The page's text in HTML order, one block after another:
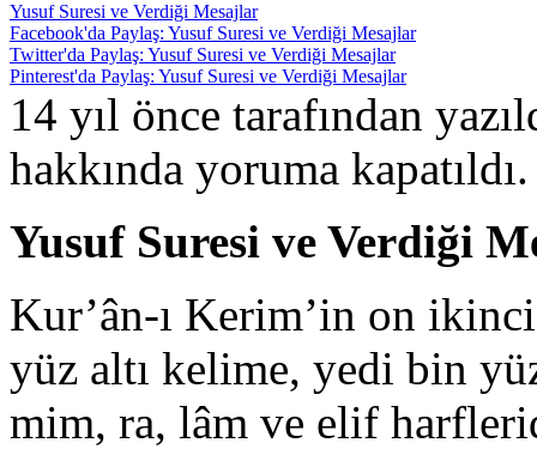
Yusuf Suresi ve Verdiği Mesajlar
Facebook'da Paylaş: Yusuf Suresi ve Verdiği Mesajlar
Twitter'da Paylaş: Yusuf Suresi ve Verdiği Mesajlar
Pinterest'da Paylaş: Yusuf Suresi ve Verdiği Mesajlar
14 yıl önce tarafından
hakkında yoruma kapatıldı.
Yusuf Suresi ve Verdiği
Kur’ân-ı Kerim’in on
yüz altı kelime, yedi bin
mim, ra, lâm ve elif